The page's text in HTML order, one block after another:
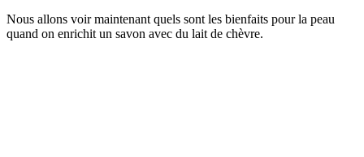
Nous allons voir maintenant quels sont les bienfaits pour la peau
quand on enrichit un savon avec du lait de chèvre.